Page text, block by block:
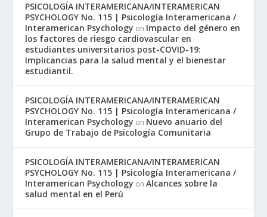
PSICOLOGÍA INTERAMERICANA/INTERAMERICAN
PSYCHOLOGY No. 115 | Psicología Interamericana /
Interamerican Psychology on Impacto del género en
los factores de riesgo cardiovascular en
estudiantes universitarios post-COVID-19:
Implicancias para la salud mental y el bienestar
estudiantil.
PSICOLOGÍA INTERAMERICANA/INTERAMERICAN
PSYCHOLOGY No. 115 | Psicología Interamericana /
Interamerican Psychology on Nuevo anuario del
Grupo de Trabajo de Psicología Comunitaria
PSICOLOGÍA INTERAMERICANA/INTERAMERICAN
PSYCHOLOGY No. 115 | Psicología Interamericana /
Interamerican Psychology onAlcances sobre la
salud mental en el Perú